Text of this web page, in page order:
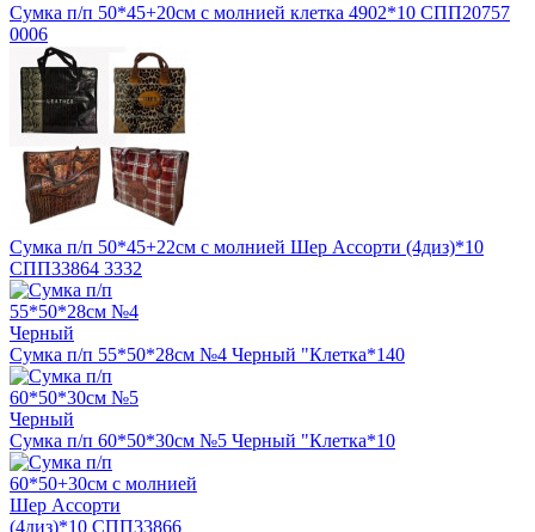
Сумка п/п 50*45+20см с молнией клетка 4902*10 СПП20757
0006
Сумка п/п 50*45+22см с молнией Шер Ассорти (4диз)*10
СПП33864 3332
Сумка п/п 55*50*28см №4 Черный "Клетка*140
Сумка п/п 60*50*30см №5 Черный "Клетка*10